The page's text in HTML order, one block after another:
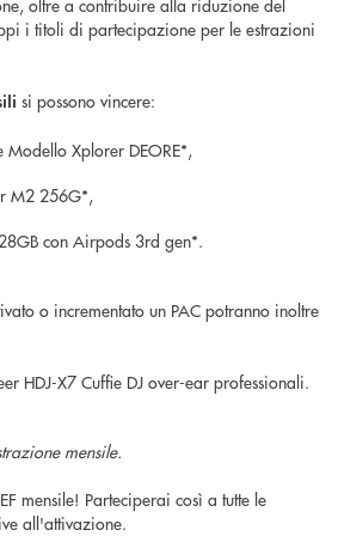
i titoli di partecipazione per le estrazioni
si possono vincere:
Modello Xplorer DEORE*,
M2 256G*,
con Airpods 3rd gen*.
o incrementato un PAC potranno inoltre
HDJ-X7 Cuffie DJ over-ear professionali.
mensile.
mensile! Parteciperai così a tutte le
all'attivazione.